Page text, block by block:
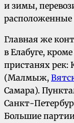
и зимы,
расположенные
Главная же
в Елабуге,
пристанях рек:
(Малмыж,
Самара).
Санкт-
Боль­шие